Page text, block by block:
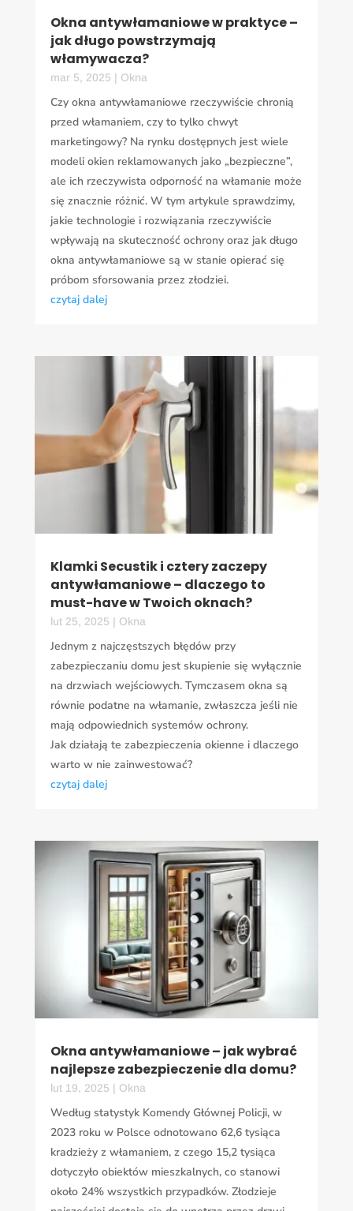
Okna antywłamaniowe w praktyce –
jak długo powstrzymają
włamywacza?
mar 5, 2025 | Okna
Czy okna antywłamaniowe rzeczywiście chronią
przed włamaniem, czy to tylko chwyt
marketingowy? Na rynku dostępnych jest wiele
modeli okien reklamowanych jako „bezpieczne”,
ale ich rzeczywista odporność na włamanie może
się znacznie różnić. W tym artykule sprawdzimy,
jakie technologie i rozwiązania rzeczywiście
wpływają na skuteczność ochrony oraz jak długo
okna antywłamaniowe są w stanie opierać się
próbom sforsowania przez złodziei.
czytaj dalej
Klamki Secustik i cztery zaczepy
antywłamaniowe – dlaczego to
must-have w Twoich oknach?
lut 25, 2025 | Okna
Jednym z najczęstszych błędów przy
zabezpieczaniu domu jest skupienie się wyłącznie
na drzwiach wejściowych. Tymczasem okna są
równie podatne na włamanie, zwłaszcza jeśli nie
mają odpowiednich systemów ochrony.
Jak działają te zabezpieczenia okienne i dlaczego
warto w nie zainwestować?
czytaj dalej
Okna antywłamaniowe – jak wybrać
najlepsze zabezpieczenie dla domu?
lut 19, 2025 | Okna
Według statystyk Komendy Głównej Policji, w
2023 roku w Polsce odnotowano 62,6 tysiąca
kradzieży z włamaniem, z czego 15,2 tysiąca
dotyczyło obiektów mieszkalnych, co stanowi
około 24% wszystkich przypadków. Złodzieje